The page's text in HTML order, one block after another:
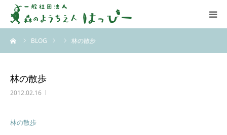
BLOG 林の散歩
林の散歩
2012.02.16
林の散歩
はっぴーについて